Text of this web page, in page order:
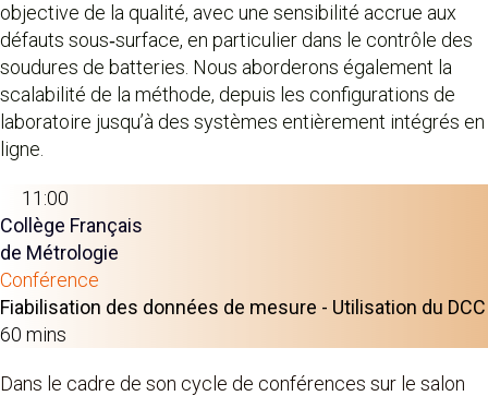
objective de la qualité, avec une sensibilité accrue aux
défauts sous‑surface, en particulier dans le contrôle des
soudures de batteries. Nous aborderons également la
scalabilité de la méthode, depuis les configurations de
laboratoire jusqu’à des systèmes entièrement intégrés en
ligne.
11:00
Collège Français
de Métrologie
Conférence
Fiabilisation des données de mesure - Utilisation du DCC
60 mins
Dans le cadre de son cycle de conférences sur le salon